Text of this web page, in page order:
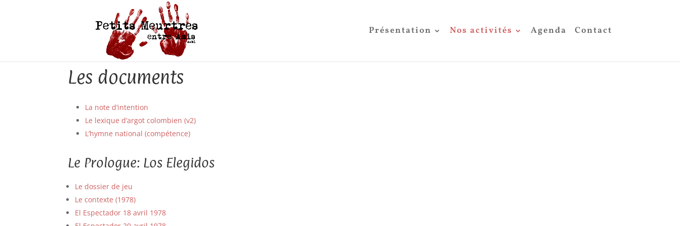
Présentation Nos activités Agenda Contact
Les documents
La note d’intention
Le lexique d’argot colombien (v2)
L’hymne national (compétence)
Le Prologue: Los Elegidos
Le dossier de jeu
Le contexte (1978)
El Espectador 18 avril 1978